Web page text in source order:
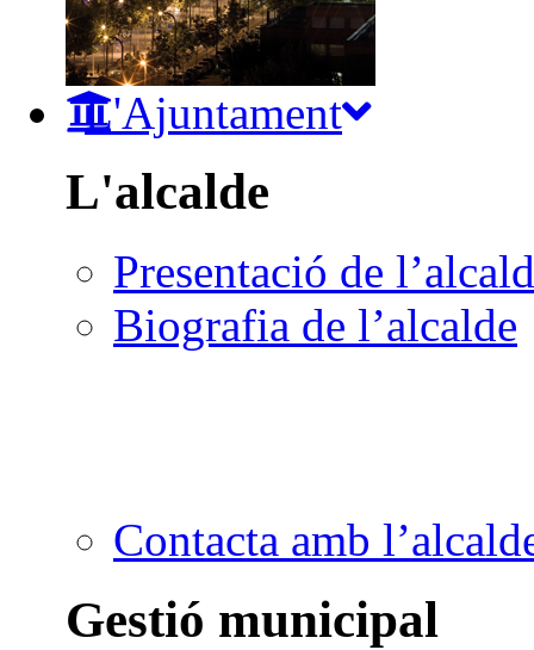
L'Ajuntament
L'alcalde
Presentació de
Biografia de l’alcalde
Contacta amb
Gestió municipal